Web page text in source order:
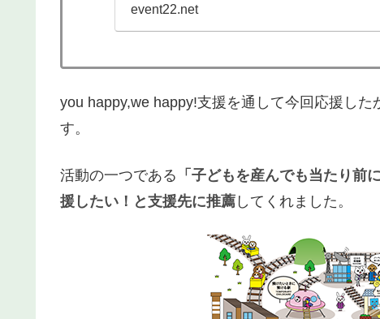
event22.net
you happy,we happy!支援を通して今回応援した
す。
活動の一つである 「子どもを産んでも当たり前
援したい！と支援先に推薦 してくれました。